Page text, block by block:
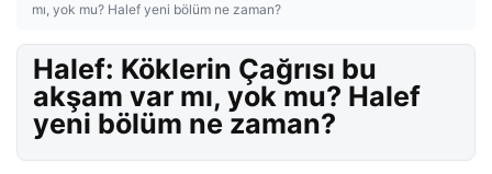
mı, yok mu? Halef yeni bölüm ne zaman?
Halef: Köklerin Çağrısı bu
akşam var mı, yok mu? Halef
yeni bölüm ne zaman?